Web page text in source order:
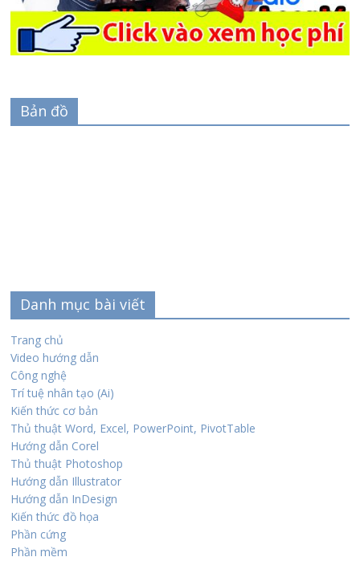
Bản đồ
Danh mục bài viết
Trang chủ
Video hướng dẫn
Công nghệ
Trí tuệ nhân tạo (Ai)
Kiến thức cơ bản
Thủ thuật Word, Excel, PowerPoint, PivotTable
Hướng dẫn Corel
Thủ thuật Photoshop
Hướng dẫn Illustrator
Hướng dẫn InDesign
Kiến thức đồ họa
Phần cứng
Phần mềm